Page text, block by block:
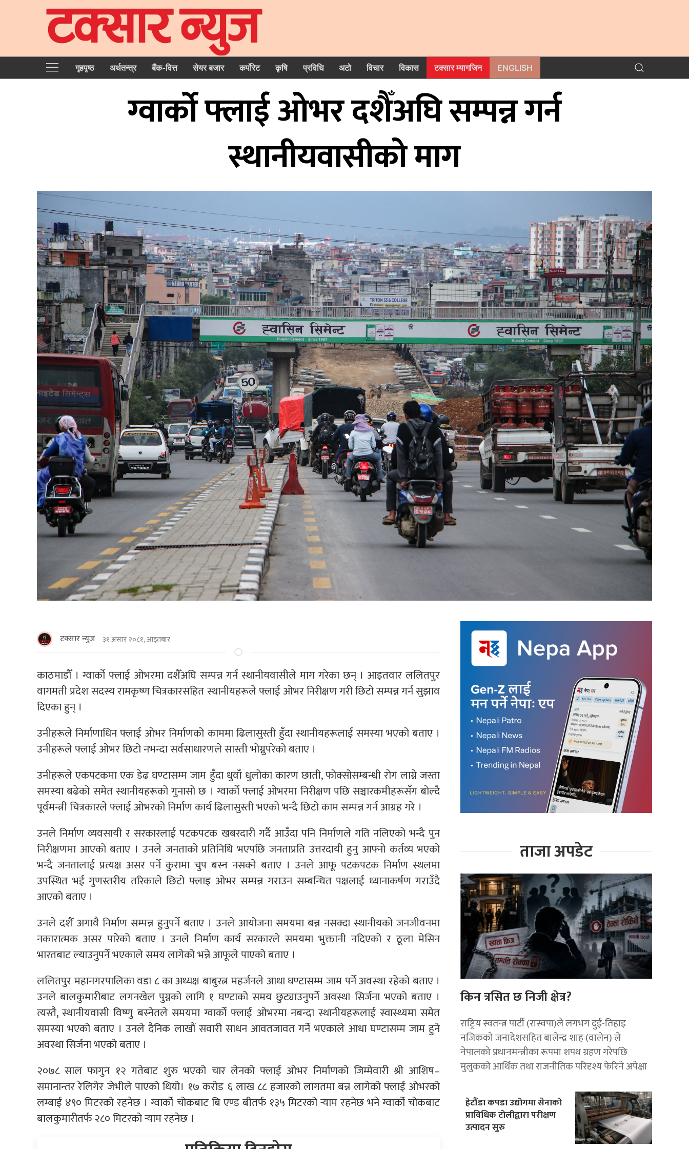
गृहपृष्‍ठ अर्थतन्त्र बैंक-वित्त सेयर बजार कर्पोरेट कृषि प्रविधि अटो विचार विकास टक्सार म्यागजिन ENGLISH
ग्वार्को फ्लाई ओभर दशैँअघि सम्पन्न गर्न
स्थानीयवासीको माग
टक्सार न्युज ३१ असार २०८१, आइतबार
काठमाडाैँ । ग्वार्को फ्लाई ओभरमा दशैँअघि सम्पन्न गर्न स्थानीयवासीले माग गरेका छन् । आइतवार ललितपुर
वागमती प्रदेश सदस्य रामकृष्ण चित्रकारसहित स्थानीयहरूले फ्लाई ओभर निरीक्षण गरी छिटो सम्पन्न गर्न सुझाव
दिएका हुन् ।
उनीहरूले निर्माणाधिन फ्लाई ओभर निर्माणको काममा ढिलासुस्ती हुँदा स्थानीयहरूलाई समस्या भएको बताए ।
उनीहरूले फ्लाई ओभर छिटो नभन्दा सर्वसाधारणले सास्ती भोग्नुपरेको बताए ।
उनीहरूले एकपटकमा एक डेढ घण्टासम्म जाम हुँदा धुवाँ धुलोका कारण छाती, फोक्सोसम्बन्धी रोग लाग्ने जस्ता
समस्या बढेको समेत स्थानीयहरूको गुनासो छ । ग्वार्को फ्लाई ओभरमा निरीक्षण पछि सञ्चारकमीहरूसँग बोल्दै
पूर्वमन्त्री चित्रकारले फ्लाई ओभरको निर्माण कार्य ढिलासुस्ती भएको भन्दै छिटो काम सम्पन्न गर्न आग्रह गरे ।
उनले निर्माण व्यवसायी र सरकारलाई पटकपटक खबरदारी गर्दै आउँदा पनि निर्माणले गति नलिएको भन्दै पुन
निरीक्षणमा आएको बताए । उनले जनताको प्रतिनिधि भएपछि जनताप्रति उत्तरदायी हुनु आफ्नो कर्तव्य भएको
भन्दै जनतालाई प्रत्यक्ष असर पर्ने कुरामा चुप बस्न नसक्ने बताए । उनले आफू पटकपटक निर्माण स्थलमा
उपस्थित भई गुणस्तरीय तरिकाले छिटो फ्लाइ ओभर सम्पन्न गराउन सम्बन्धित पक्षलाई ध्यानाकर्षण गराउँदै
आएको बताए ।
उनले दशैँ अगावै निर्माण सम्पन्न हुनुपर्ने बताए । उनले आयोजना समयमा बन्न नसक्दा स्थानीयको जनजीवनमा
नकारात्मक असर पारेको बताए । उनले निर्माण कार्य सरकारले समयमा भुक्तानी नदिएको र ठूला मेसिन
भारतबाट ल्याउनुपर्ने भएकाले समय लागेको भन्ने आफूले पाएको बताए ।
ललितपुर महानगरपालिका वडा ८ का अध्यक्ष बाबुरत्न महर्जनले आधा घण्टासम्म जाम पर्ने अवस्था रहेको बताए ।
उनले बालकुमारीबाट लगनखेल पुग्नको लागि १ घण्टाको समय छुट्याउनुपर्ने अवस्था सिर्जना भएको बताए ।
त्यस्तै, स्थानीयवासी विष्णु बस्नेतले समयमा ग्वार्को फ्लाई ओभरमा नबन्दा स्थानीयहरूलाई स्वास्थ्यमा समेत
समस्या भएको बताए । उनले दैनिक लाखौं सवारी साधन आवतजावत गर्ने भएकाले आधा घण्टासम्म जाम हुने
अवस्था सिर्जना भएको बताए ।
२०७८ साल फागुन १२ गतेबाट शुरु भएको चार लेनको फ्लाई ओभर निर्माणको जिम्मेवारी श्री आशिष–
समानान्तर रेलिगेर जेभीले पाएको थियो। १७ करोड ६ लाख ८८ हजारको लागतमा बन्न लागेको फ्लाई ओभरको
लम्बाई ४९० मिटरको रहनेछ । ग्वार्को चोकबाट बि एण्ड बीतर्फ १३५ मिटरको र्‍याम रहनेछ भने ग्वार्को चोकबाट
बालकुमारीतर्फ २८० मिटरको र्‍याम रहनेछ ।
ताजा अपडेट
किन त्रसित छ निजी क्षेत्र?
राष्ट्रिय स्वतन्त्र पार्टी (रास्वपा)ले लगभग दुई-तिहाइ
नजिकको जनादेशसहित बालेन्द्र शाह (वालेन) ले
नेपालको प्रधानमन्त्रीका रूपमा शपथ ग्रहण गरेपछि
मुलुकको आर्थिक तथा राजनीतिक परिदृश्य फेरिने अपेक्षा
हेटौँडा कपडा उद्योगमा सेनाको
प्राविधिक टोलीद्वारा परीक्षण
उत्पादन सुरु